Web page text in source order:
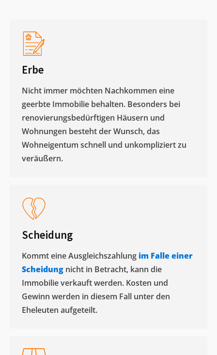
Erbe
Nicht immer möchten Nachkommen eine
geerbte Immobilie behalten. Besonders bei
renovierungsbedürftigen Häusern und
Wohnungen besteht der Wunsch, das
Wohneigentum schnell und unkompliziert zu
veräußern. ​
Scheidung
Kommt eine Ausgleichszahlung im Falle einer
Scheidung nicht in Betracht, kann die
Immobilie verkauft werden. Kosten und
Gewinn werden in diesem Fall unter den
Eheleuten aufgeteilt.​